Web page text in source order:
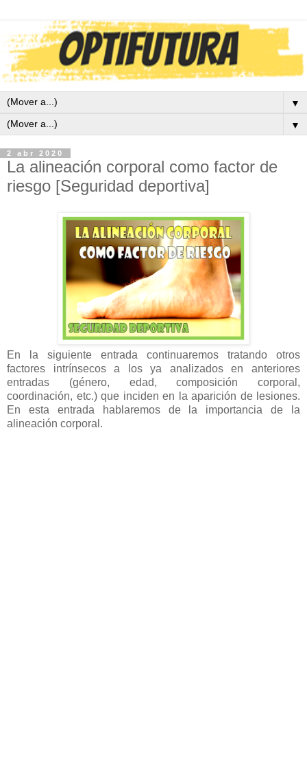
▼
▼
2 abr 2020
La alineación corporal como factor de
riesgo [Seguridad deportiva]
En la siguiente entrada continuaremos tratando otros
factores intrínsecos a los ya analizados en anteriores
entradas (género, edad, composición corporal,
coordinación, etc.) que inciden en la aparición de lesiones.
En esta entrada hablaremos de la importancia de la
alineación corporal.